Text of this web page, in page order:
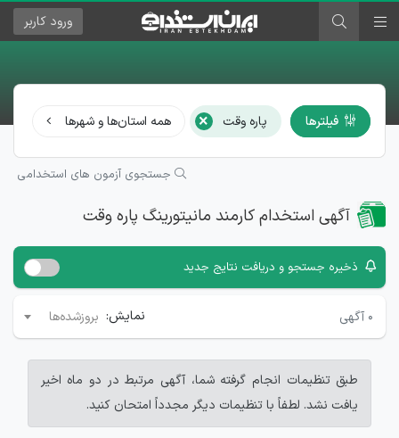
ورود کاربر
فیلترها پاره وقت × همه استان‌ها و شهرها
جستجوی آزمون های استخدامی
آگهی استخدام کارمند مانیتورینگ پاره وقت
ذخیره جستجو و دریافت نتایج جدید
۰ آگهی نمایش: بروزشده‌ها
طبق تنظیمات انجام گرفته شما، آگهی مرتبط در دو ماه اخیر
یافت نشد. لطفاً با تنظیمات دیگر مجدداً امتحان کنید.